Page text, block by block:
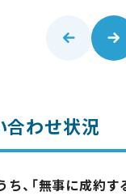
合わせ状況
、「無事に成約